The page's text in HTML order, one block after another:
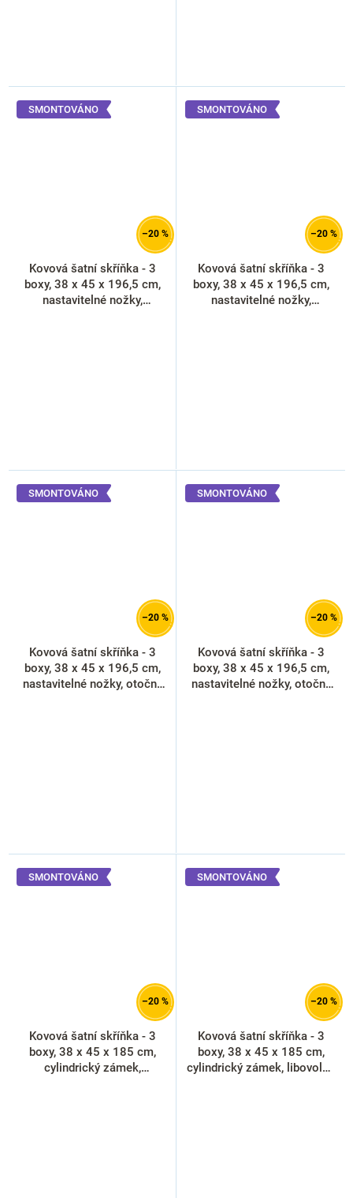
SMONTOVÁNO
–20 %
Kovová šatní skříňka - 3
boxy, 38 x 45 x 196,5 cm,
nastavitelné nožky,
SMONTOVÁNO
–20 %
Kovová šatní skříňka - 3
boxy, 38 x 45 x 196,5 cm,
nastavitelné nožky,
SMONTOVÁNO
–20 %
Kovová šatní skříňka - 3
boxy, 38 x 45 x 196,5 cm,
nastavitelné nožky, otočný
SMONTOVÁNO
–20 %
Kovová šatní skříňka - 3
boxy, 38 x 45 x 196,5 cm,
nastavitelné nožky, otočný
SMONTOVÁNO
–20 %
Kovová šatní skříňka - 3
boxy, 38 x 45 x 185 cm,
cylindrický zámek,
SMONTOVÁNO
–20 %
Kovová šatní skříňka - 3
boxy, 38 x 45 x 185 cm,
cylindrický zámek, libovolná